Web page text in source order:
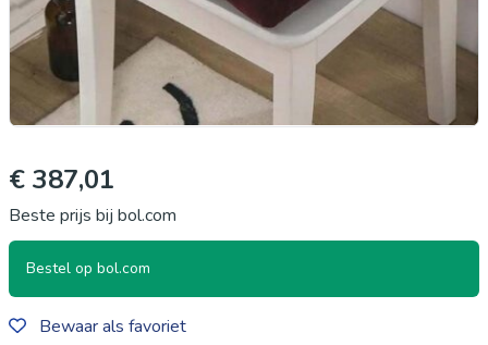
€ 387,01
Beste prijs bij bol.com
Bestel op bol.com
Bewaar als favoriet